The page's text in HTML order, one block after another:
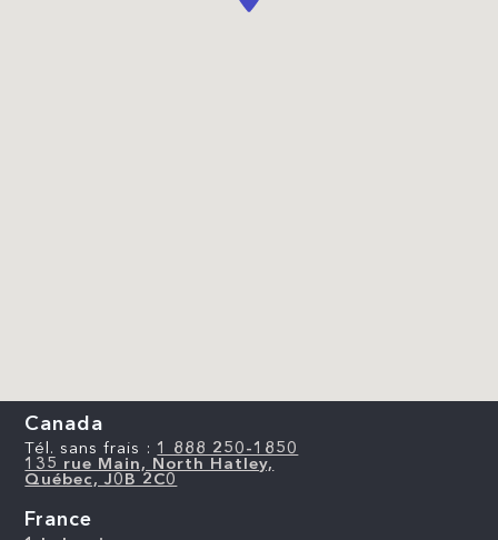
Canada
Tél. sans frais : 1 888 250-1850
135 rue Main, North Hatley,
Québec, J0B 2C0
France